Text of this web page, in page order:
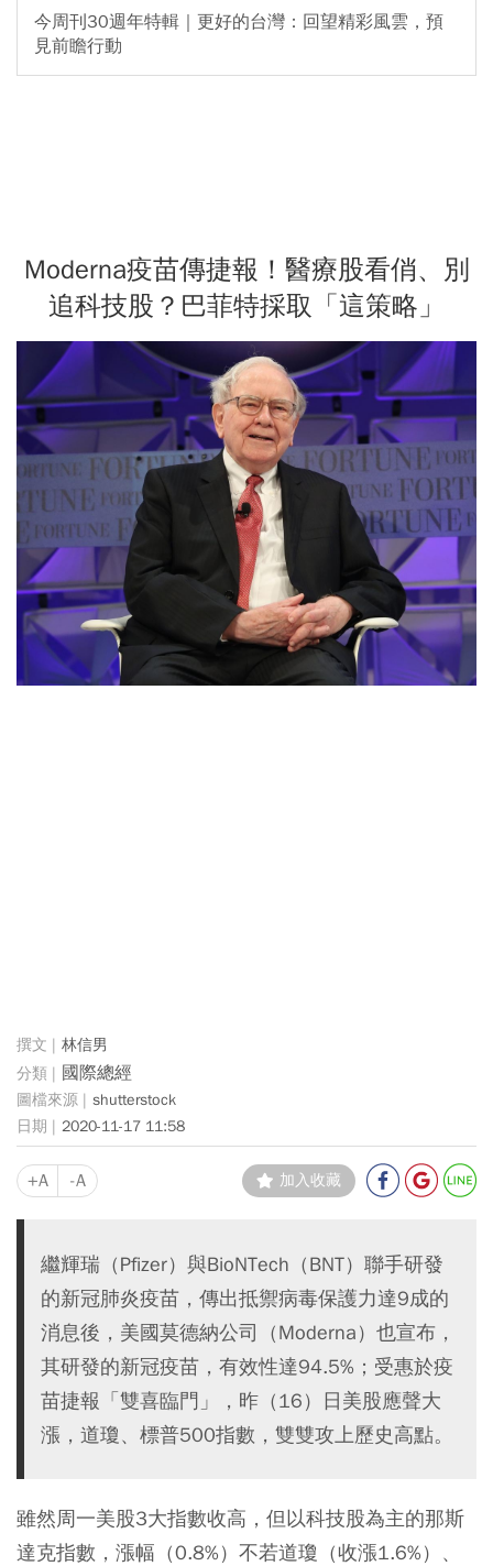
今周刊30週年特輯｜更好的台灣：回望精彩風雲，預
見前瞻行動
Moderna疫苗傳捷報！醫療股看俏、別
追科技股？巴菲特採取「這策略」
林信男
國際總經
shutterstock
2020-11-17 11:58
+A -A 加入收藏
繼輝瑞（Pfizer）與BioNTech（BNT）聯手研發
的新冠肺炎疫苗，傳出抵禦病毒保護力達9成的
消息後，美國莫德納公司（Moderna）也宣布，
其研發的新冠疫苗，有效性達94.5%；受惠於疫
苗捷報「雙喜臨門」，昨（16）日美股應聲大
漲，道瓊、標普500指數，雙雙攻上歷史高點。
雖然周一美股3大指數收高，但以科技股為主的那斯
達克指數，漲幅（0.8%）不若道瓊（收漲1.6%）、